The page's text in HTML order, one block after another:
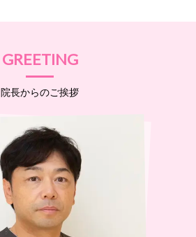
GREETING
院長からのご挨拶